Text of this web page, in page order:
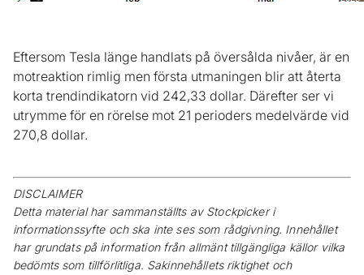
Eftersom Tesla länge handlats på översålda nivåer, är en
motreaktion rimlig men första utmaningen blir att återta
korta trendindikatorn vid 242,33 dollar. Därefter ser vi
utrymme för en rörelse mot 21 perioders medelvärde vid
270,8 dollar.
DISCLAIMER
Detta material har sammanställts av Stockpicker i
informationssyfte och ska inte ses som rådgivning. Innehållet
har grundats på information från allmänt tillgängliga källor vilka
bedömts som tillförlitliga. Sakinnehållets riktighet och